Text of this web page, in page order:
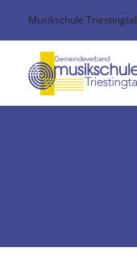
Musikschule Triestingtal